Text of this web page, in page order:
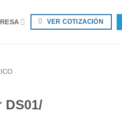
VER COTIZACIÓN